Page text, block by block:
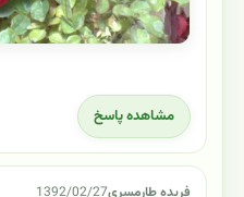
مشاهده پاسخ
فريده طارمسري1392/02/27